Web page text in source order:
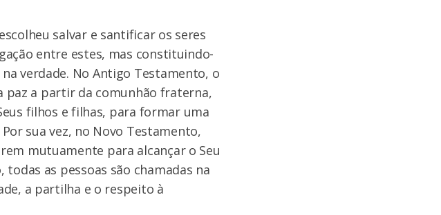
salvar e santificar os seres
entre estes, mas constituindo-
verdade. No Antigo Testamento, o
paz a partir da comunhão fraterna,
filhos e filhas, para formar uma
Por sua vez, no Novo Testamento,
mutuamente para alcançar o Seu
todas as pessoas são chamadas na
a partilha e o respeito à